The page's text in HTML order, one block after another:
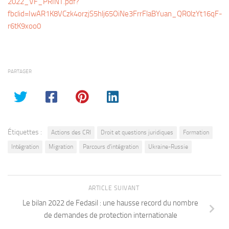
fbclid=IwAR1K8VCzk4orzjS5hlj65OiNe3FrrFlaBYuan_QR0lzYt16qF-
r6tK9xoo0
PARTAGER
Étiquettes : Actions des CRI Droit et questions juridiques
Formation
Intégration
Migration Parcours d'intégration Ukraine-Russie
ARTICLE SUIVANT
Le bilan 2022 de Fedasil : une hausse record du nombre
de demandes de protection internationale